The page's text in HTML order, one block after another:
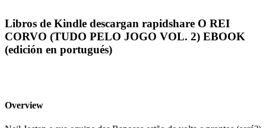
Libros de Kindle descargan rapidshare O REI
CORVO (TUDO PELO JOGO VOL. 2) EBOOK
(edición en portugués)
Overview